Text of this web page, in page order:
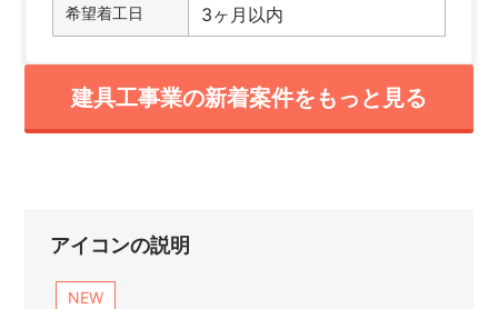
希望着工日 3ヶ月以内
建具工事業の新着案件をもっと見る
アイコンの説明
NEW